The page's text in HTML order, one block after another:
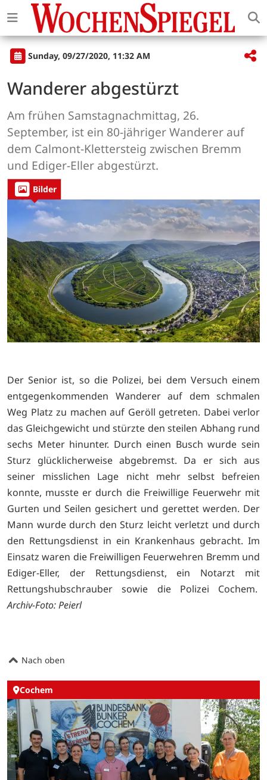
Sunday, 09/27/2020, 11:32 AM
Wanderer abgestürzt
Am frühen Samstagnachmittag, 26.
September, ist ein 80-jähriger Wanderer auf
dem Calmont-Klettersteig zwischen Bremm
und Ediger-Eller abgestürzt.
Bilder
Der Senior ist, so die Polizei, bei dem Versuch einem
entgegenkommenden Wanderer auf dem schmalen
Weg Platz zu machen auf Geröll getreten. Dabei verlor
das Gleichgewicht und stürzte den steilen Abhang rund
sechs Meter hinunter. Durch einen Busch wurde sein
Sturz glücklicherweise abgebremst. Da er sich aus
seiner misslichen Lage nicht mehr selbst befreien
konnte, musste er durch die Freiwillige Feuerwehr mit
Gurten und Seilen gesichert und gerettet werden. Der
Mann wurde durch den Sturz leicht verletzt und durch
den Rettungsdienst in ein Krankenhaus gebracht. Im
Einsatz waren die Freiwilligen Feuerwehren Bremm und
Ediger-Eller, der Rettungsdienst, ein Notarzt mit
Rettungshubschrauber sowie die Polizei Cochem.
Archiv-Foto: Peierl
Nach oben
Cochem